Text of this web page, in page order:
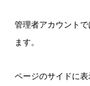
管理者アカウント
ます。
ページのサイドに